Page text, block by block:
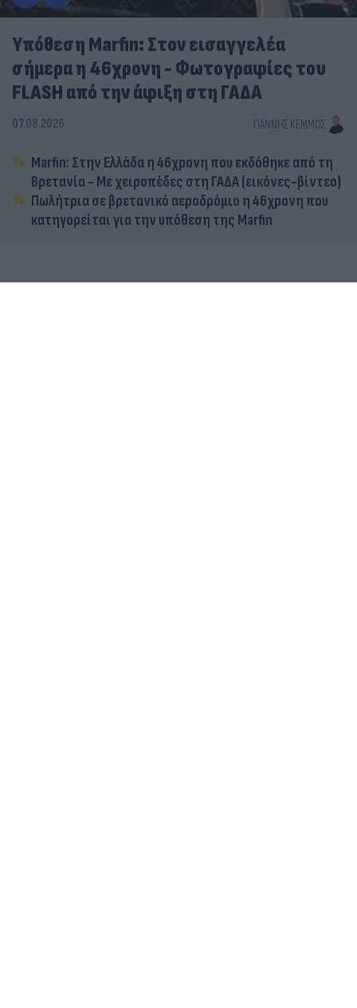
Υπόθεση Marfin: Στον εισαγγελέα
σήμερα η 46χρονη - Φωτογραφίες του
FLASH από την άφιξη στη ΓΑΔΑ
07.08.2026 ΓΙΆΝΝΗΣ ΚΈΜΜΟΣ
Marfin: Στην Ελλάδα η 46χρονη που εκδόθηκε από τη
Βρετανία - Με χειροπέδες στη ΓΑΔΑ (εικόνες-βίντεο)
Πωλήτρια σε βρετανικό αεροδρόμιο η 46χρονη που
κατηγορείται για την υπόθεση της Marfin